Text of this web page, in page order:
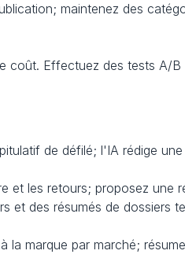
maintenez des
coût. Effectuez des tests A/
de défilé; l'IA rédige
et les retours; proposez
et des résumés de dossiers
la marque par marché;